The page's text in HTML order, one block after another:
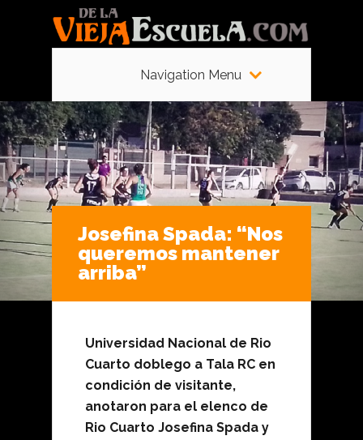
Navigation Menu
Josefina Spada: “Nos
queremos mantener
arriba”
Universidad Nacional de Rio
Cuarto doblego a Tala RC en
condición de visitante,
anotaron para el elenco de
Rio Cuarto Josefina Spada y